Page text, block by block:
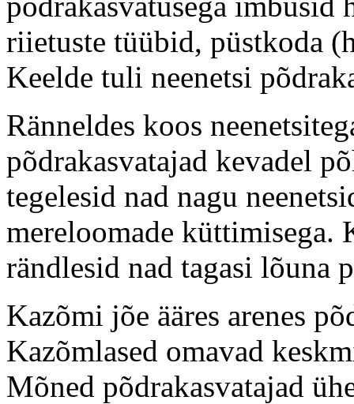
riietuste tüübid, püstkoda
Keelde tuli neenetsi
Ränneldes koos
põdrakasvatajad kevadel
tegelesid nad nagu
mereloomade küttimisega.
rändlesid nad tagasi lõuna
Kazõmi jõe ääres arenes
Kazõmlased omavad
Mõned põdrakasvatajad